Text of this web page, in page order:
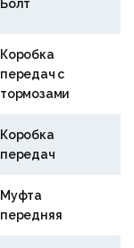
Болт
Коробка
передач с
тормозами
Коробка
передач
Муфта
передняя